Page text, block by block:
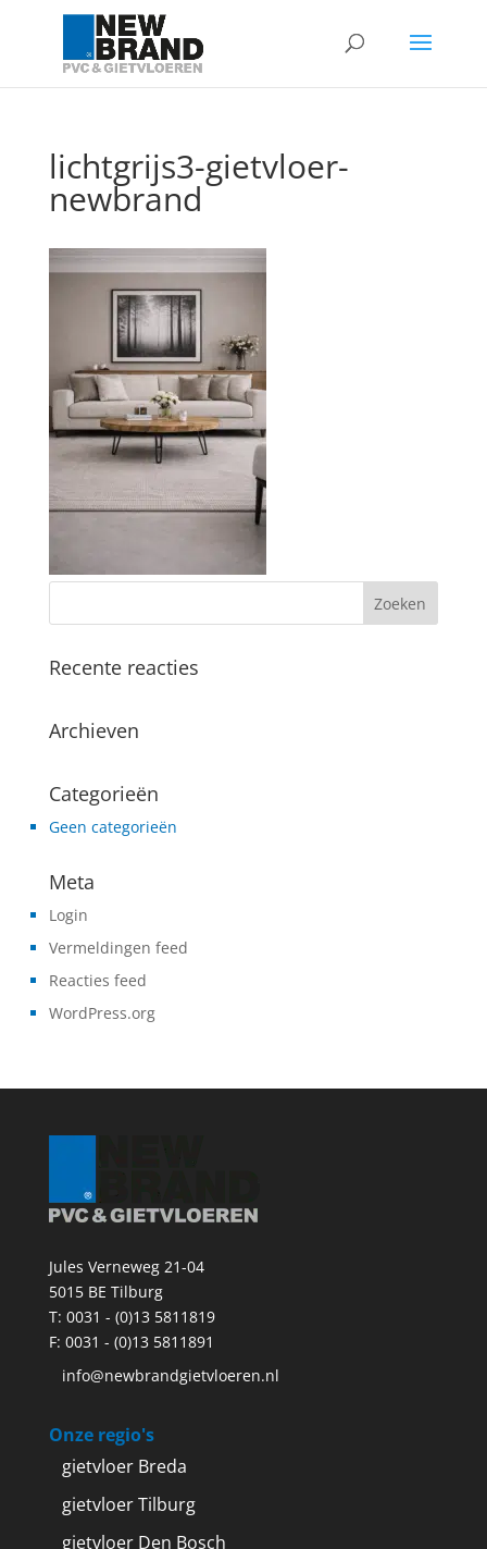
lichtgrijs3-gietvloer-
newbrand
Recente reacties
Archieven
Categorieën
Geen categorieën
Meta
Login
Vermeldingen feed
Reacties feed
WordPress.org
Jules Verneweg 21-04
5015 BE Tilburg
T: 0031 - (0)13 5811819
F: 0031 - (0)13 5811891
info@newbrandgietvloeren.nl
Onze regio's
gietvloer Breda
gietvloer Tilburg
gietvloer Den Bosch